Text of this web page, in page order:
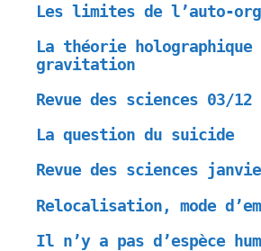
Les limites de l’auto-
La théorie
gravitation
Revue des sciences 03/12
La question du suicide
Revue des sciences
Relocalisation, mode
Il n’y a pas d’espèce